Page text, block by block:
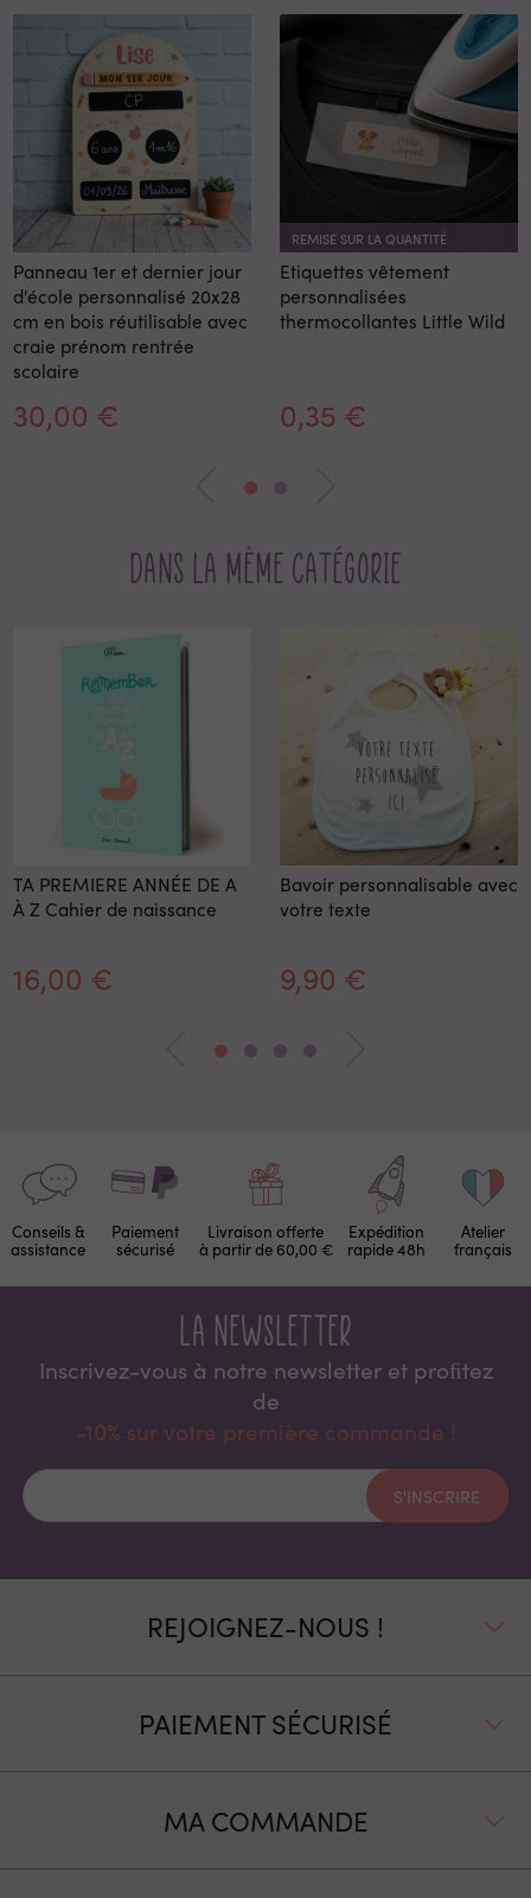
Panneau 1er et dernier jour
d'école personnalisé 20x28
cm en bois réutilisable avec
craie prénom rentrée
scolaire
30,00 €
REMISE SUR LA QUANTITÉ
Etiquettes vêtement
personnalisées
thermocollantes Little Wild
0,35 €
Dans la même catégorie
TA PREMIERE ANNÉE DE A
À Z Cahier de naissance
16,00 €
Bavoir personnalisable avec
votre texte
9,90 €
Conseils &
assistance
Paiement
sécurisé
Livraison offerte
à partir de 60,00 €
Expédition
rapide 48h
Atelier
français
La newsletter
Inscrivez-vous à notre newsletter et proﬁtez
de
-10% sur votre première commande !
S'INSCRIRE
REJOIGNEZ-NOUS !
PAIEMENT SÉCURISÉ
MA COMMANDE